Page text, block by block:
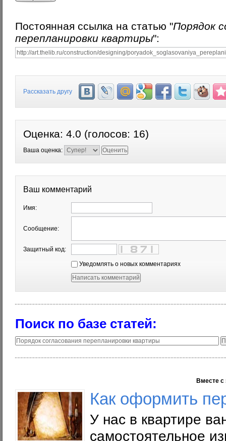
Постоянная ссылка на статью "Порядок
перепланировки квартиры":
Рассказать другу
Оценка: 4.0 (голосов: 16)
Ваша оценка:
Ваш комментарий
Имя:
Сообщение:
Защитный код:
Уведомлять о новых комментариях
Поиск по базе статей:
Вместе с
Как оформить
У нас в квартире
самостоятельное